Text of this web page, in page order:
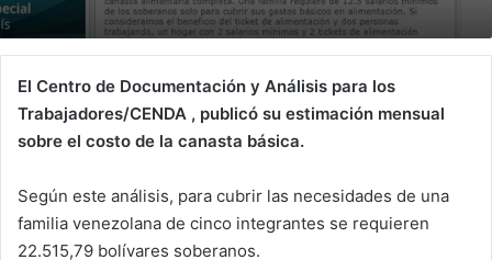
El Centro de Documentación y Análisis para los
Trabajadores/CENDA , publicó su estimación mensual
sobre el costo de la canasta básica.
Según este análisis, para cubrir las necesidades de una
familia venezolana de cinco integrantes se requieren
22.515,79 bolívares soberanos.